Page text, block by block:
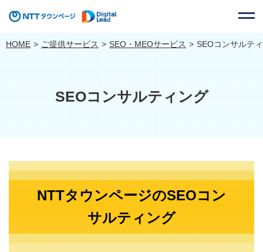
HOME ご提供サービス SEO・MEOサービス SEOコンサルテ
SEOコンサルティング
NTTタウンページのSEOコン
サルティング